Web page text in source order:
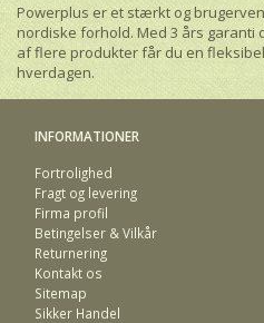
Powerplus er et stærkt og
nordiske forhold. Med 3 års
af flere produkter får du en
hverdagen.
INFORMATIONER
Fortrolighed
Fragt og levering
Firma profil
Betingelser & Vilkår
Returnering
Kontakt os
Sitemap
Sikker Handel